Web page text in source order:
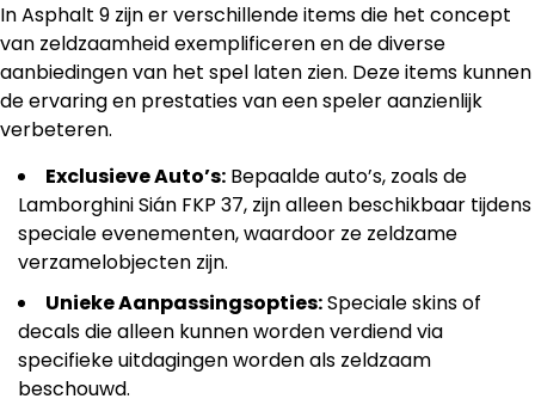
In Asphalt 9 zijn er verschillende items die het concept
van zeldzaamheid exemplificeren en de diverse
aanbiedingen van het spel laten zien. Deze items kunnen
de ervaring en prestaties van een speler aanzienlijk
verbeteren.
Exclusieve Auto’s: Bepaalde auto’s, zoals de
Lamborghini Sián FKP 37, zijn alleen beschikbaar tijdens
speciale evenementen, waardoor ze zeldzame
verzamelobjecten zijn.
Unieke Aanpassingsopties:Speciale skins of
decals die alleen kunnen worden verdiend via
specifieke uitdagingen worden als zeldzaam
beschouwd.